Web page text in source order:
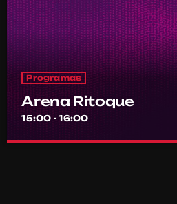
Programas
Arena Ritoque
15:00 - 16:00